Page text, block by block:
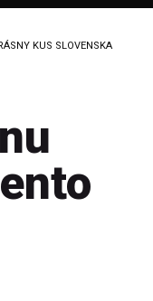
KUS SLOVENSKA